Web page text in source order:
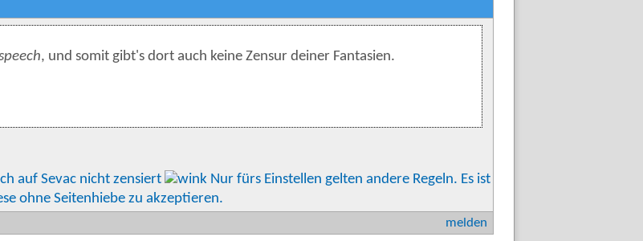
, und somit gibt's dort auch keine Zensur deiner Fantasien.
auf Sevac nicht zensiert
Nur fürs Einstellen gelten andere Regeln. Es ist
ohne Seitenhiebe zu akzeptieren.
melden